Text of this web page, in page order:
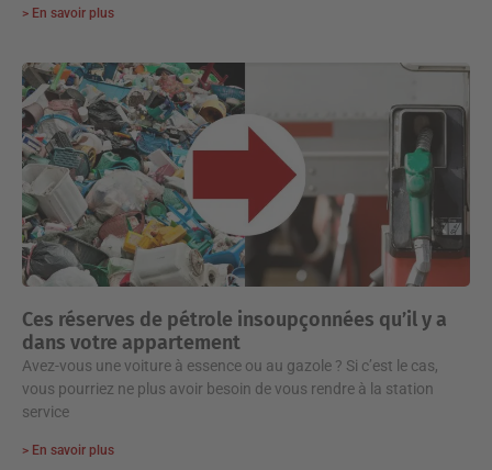
> En savoir plus
Ces réserves de pétrole insoupçonnées qu’il y a
dans votre appartement
Avez-vous une voiture à essence ou au gazole ? Si c’est le cas,
vous pourriez ne plus avoir besoin de vous rendre à la station
service
> En savoir plus